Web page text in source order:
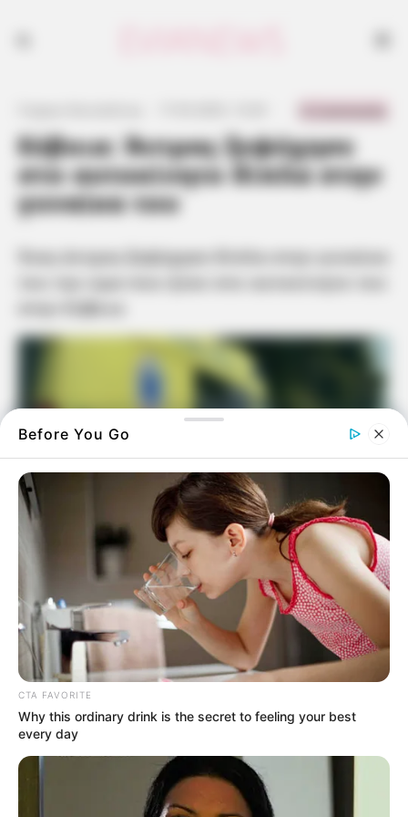
Εύβοια: Άντρας ξεψύχησε
στο αυτοκίνητο δίπλα στην
γυναίκα του
Ένας άντρας ξεψύχησε δίπλα στην γυναίκα
Ξεψύχησε την ώρα που ήταν στο αυτοκίνητο
Ένας άντρας έχασε την ζωή του στο
αυτοκίνητο του το πρωί του Σαββάτου 17
Μάη 2025.
Ήταν μαζί με την σύζυγο του στο όχημα όταν
δεν αισθάνθηκε καλά.
Το περιστατικό έγινε στην περιοχή του
Αλιβερίου
με έναν 70χρονο άντρα να χάνει
τις αισθήσεις του.
Before You Go
CTA FAVORITE
Why this ordinary drink is the secret to feeling your best
every day